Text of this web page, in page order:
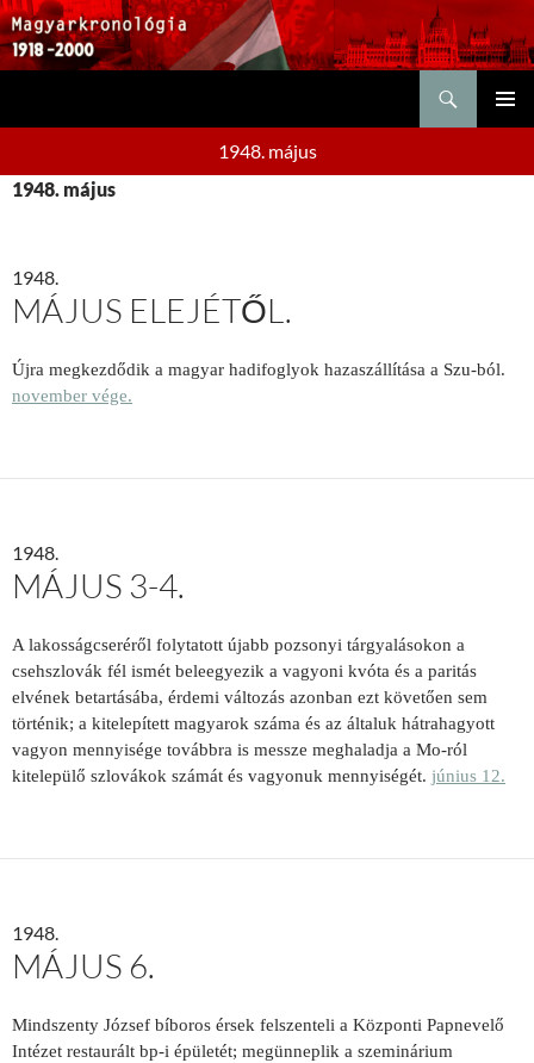
1948. május
1948. május
1948.
MÁJUS ELEJÉTŐL.
Újra megkezdődik a magyar hadifoglyok hazaszállítása a Szu-ból.
november vége.
1948.
MÁJUS 3-4.
A lakosságcseréről folytatott újabb pozsonyi tárgyalásokon a
csehszlovák fél ismét beleegyezik a vagyoni kvóta és a paritás
elvének betartásába, érdemi változás azonban ezt követően sem
történik; a kitelepített magyarok száma és az általuk hátrahagyott
vagyon mennyisége továbbra is messze meghaladja a Mo-ról
kitelepülő szlovákok számát és vagyonuk mennyiségét. június 12.
1948.
MÁJUS 6.
Mindszenty József bíboros érsek felszenteli a Központi Papnevelő
Intézet restaurált bp-i épületét; megünneplik a szeminárium